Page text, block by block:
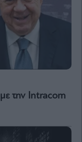
την Intracom